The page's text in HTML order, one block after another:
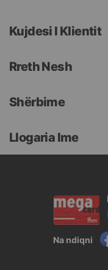
Kujdesi I Klientit
Rreth Nesh
Shërbime
Llogaria Ime
Na ndiqni